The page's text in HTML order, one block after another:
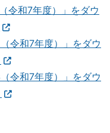
令和7年度）」をダウ
令和7年度）」をダウ
令和7年度）」をダウ